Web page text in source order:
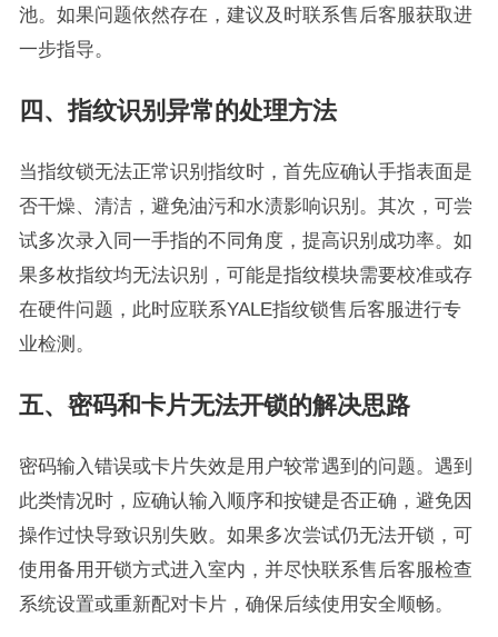
池。如果问题依然存在，建议及时联系售后客服获取进
一步指导。
四、指纹识别异常的处理方法
当指纹锁无法正常识别指纹时，首先应确认手指表面是
否干燥、清洁，避免油污和水渍影响识别。其次，可尝
试多次录入同一手指的不同角度，提高识别成功率。如
果多枚指纹均无法识别，可能是指纹模块需要校准或存
在硬件问题，此时应联系YALE指纹锁售后客服进行专
业检测。
五、密码和卡片无法开锁的解决思路
密码输入错误或卡片失效是用户较常遇到的问题。遇到
此类情况时，应确认输入顺序和按键是否正确，避免因
操作过快导致识别失败。如果多次尝试仍无法开锁，可
使用备用开锁方式进入室内，并尽快联系售后客服检查
系统设置或重新配对卡片，确保后续使用安全顺畅。